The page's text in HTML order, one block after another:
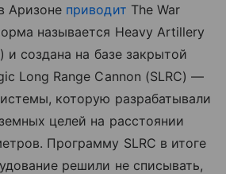
Аризоне приводит The War
называется Heavy Artillery
и создана на базе закрытой
Long Range Cannon (SLRC) —
которую разрабатывали
целей на расстоянии
Программу SLRC в итоге
решили не списывать,